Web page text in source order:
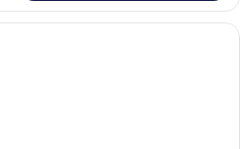
Minibar gratis, brankas, meja kerja,